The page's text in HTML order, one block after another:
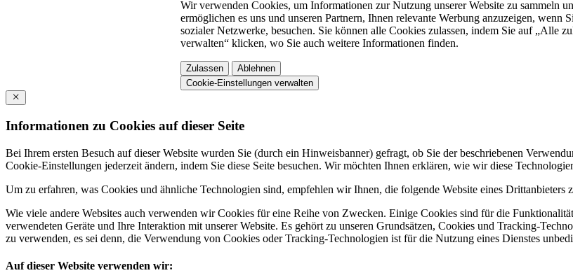
Wir verwenden Cookies, um Informationen zur Nutzung unserer Website zu sammeln
ermöglichen es uns und unseren Partnern, Ihnen relevante Werbung anzuzeigen,
sozialer Netzwerke, besuchen. Sie können alle Cookies zulassen, indem Sie auf „Alle
verwalten“ klicken, wo Sie auch weitere Informationen finden.
Zulassen
Ablehnen
Cookie-Einstellungen verwalten
Informationen zu Cookies auf dieser Seite
Bei Ihrem ersten Besuch auf dieser Website wurden Sie (durch ein Hinweisbanner) gefragt, ob Sie der beschriebenen
Cookie-Einstellungen jederzeit ändern, indem Sie diese Seite besuchen. Wir möchten Ihnen erklären, wie wir diese
Um zu erfahren, was Cookies und ähnliche Technologien sind, empfehlen wir Ihnen, die folgende Website eines Drittanbieters
Wie viele andere Websites auch verwenden wir Cookies für eine Reihe von Zwecken. Einige Cookies sind für die
verwendeten Geräte und Ihre Interaktion mit unserer Website. Es gehört zu unseren Grundsätzen, Cookies und Tracking-
zu verwenden, es sei denn, die Verwendung von Cookies oder Tracking-Technologien ist für die Nutzung eines Dienstes
Auf dieser Website verwenden wir: